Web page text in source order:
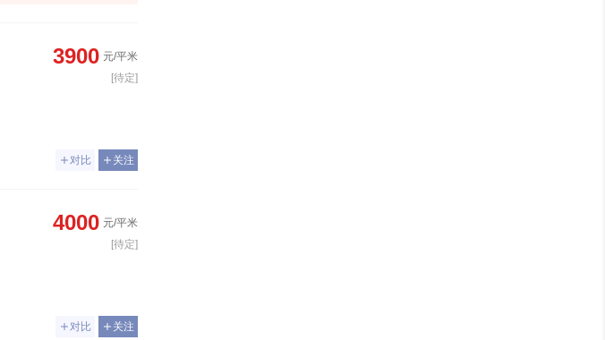
3900 元/平米
[待定]
对比 关注
4000 元/平米
[待定]
对比 关注